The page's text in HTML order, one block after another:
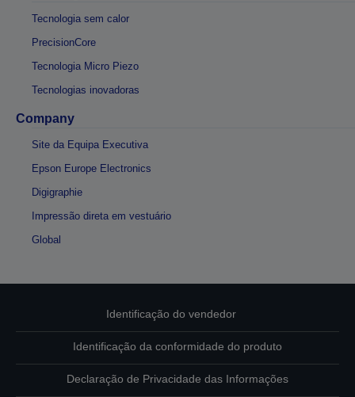
Tecnologia sem calor
PrecisionCore
Tecnologia Micro Piezo
Tecnologias inovadoras
Company
Site da Equipa Executiva
Epson Europe Electronics
Digigraphie
Impressão direta em vestuário
Global
Identificação do vendedor
Identificação da conformidade do produto
Declaração de Privacidade das Informações